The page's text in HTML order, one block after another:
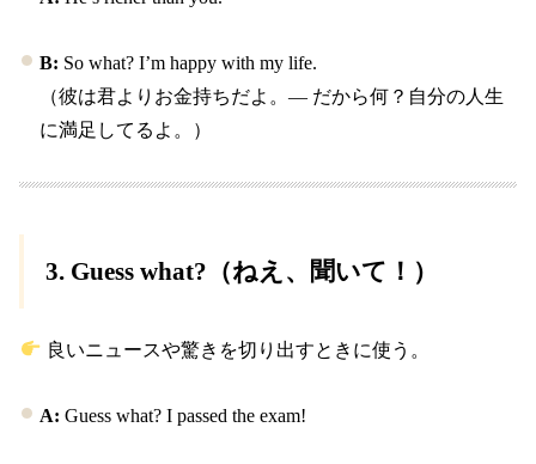
B: So what? I’m happy with my life.
（彼は君よりお金持ちだよ。― だから何？自分の人生
に満足してるよ。）
3. Guess what? （ねえ、聞いて！）
良いニュースや驚きを切り出すときに使う。
A: Guess what? I passed the exam!